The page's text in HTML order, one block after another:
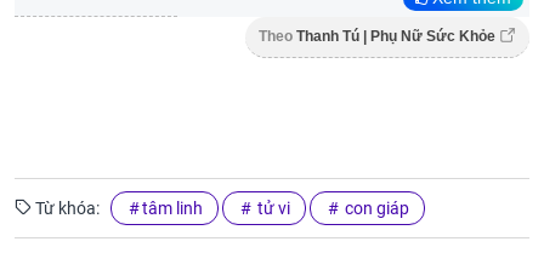
Theo Thanh Tú | Phụ Nữ Sức Khỏe
Từ khóa: tâm linh tử vi con giáp